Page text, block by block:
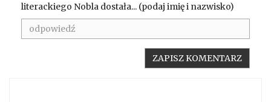
literackiego Nobla dostała... (podaj imię i nazwisko)